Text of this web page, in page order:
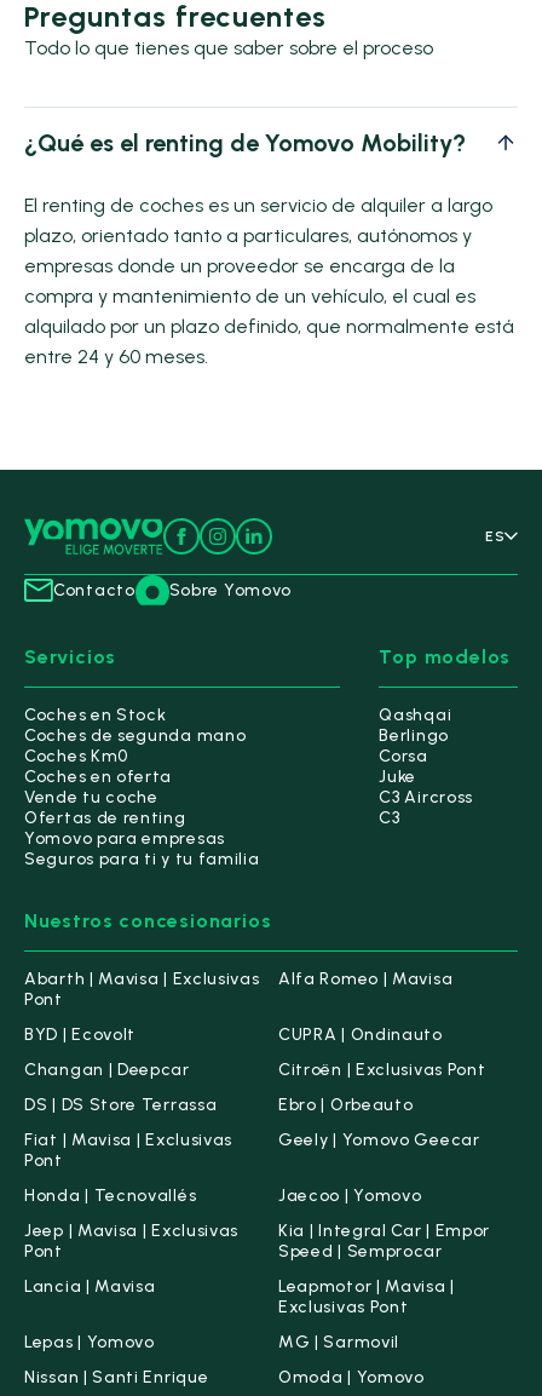
Preguntas frecuentes
Todo lo que tienes que saber sobre el proceso
¿Qué es el renting de Yomovo Mobility?
El renting de coches es un servicio de alquiler a largo
plazo, orientado tanto a particulares, autónomos y
empresas donde un proveedor se encarga de la
compra y mantenimiento de un vehículo, el cual es
alquilado por un plazo definido, que normalmente está
entre 24 y 60 meses.
ES
Contacto Sobre Yomovo
Servicios
Coches en Stock
Coches de segunda mano
Coches Km0
Coches en oferta
Vende tu coche
Ofertas de renting
Yomovo para empresas
Seguros para ti y tu familia
Top modelos
Qashqai
Berlingo
Corsa
Juke
C3 Aircross
C3
Nuestros concesionarios
Abarth | Mavisa | Exclusivas
Pont
Alfa Romeo | Mavisa
BYD | Ecovolt
CUPRA | Ondinauto
Changan | Deepcar
Citroën | Exclusivas Pont
DS | DS Store Terrassa
Ebro | Orbeauto
Fiat | Mavisa | Exclusivas
Pont
Geely | Yomovo Geecar
Honda | Tecnovallés
Jaecoo | Yomovo
Jeep | Mavisa | Exclusivas
Pont
Kia | Integral Car | Empor
Speed | Semprocar
Lancia | Mavisa
Leapmotor | Mavisa |
Exclusivas Pont
Lepas | Yomovo
MG | Sarmovil
Nissan | Santi Enrique
Omoda | Yomovo